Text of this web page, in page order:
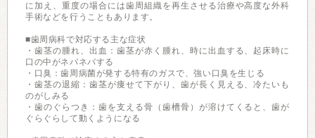
に加え、重度の場合には歯周組織を再生させる治療や高度な外科
手術などを行うこともあります。
■歯周病科で対応する主な症状
・歯茎の腫れ、出血：歯茎が赤く腫れ、時に出血する、起床時に
口の中がネバネバする
・口臭：歯周病菌が発する特有のガスで、強い口臭を生じる
・歯茎の退縮：歯茎が痩せて下がり、歯が長く見える、冷たいも
のがしみる
・歯のぐらつき：歯を支える骨（歯槽骨）が溶けてくると、歯が
ぐらぐらして動くようになる